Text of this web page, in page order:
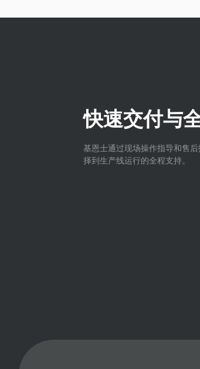
快速交付与
基恩士通过现场操作指导和售
择到生产线运行的全程支持。